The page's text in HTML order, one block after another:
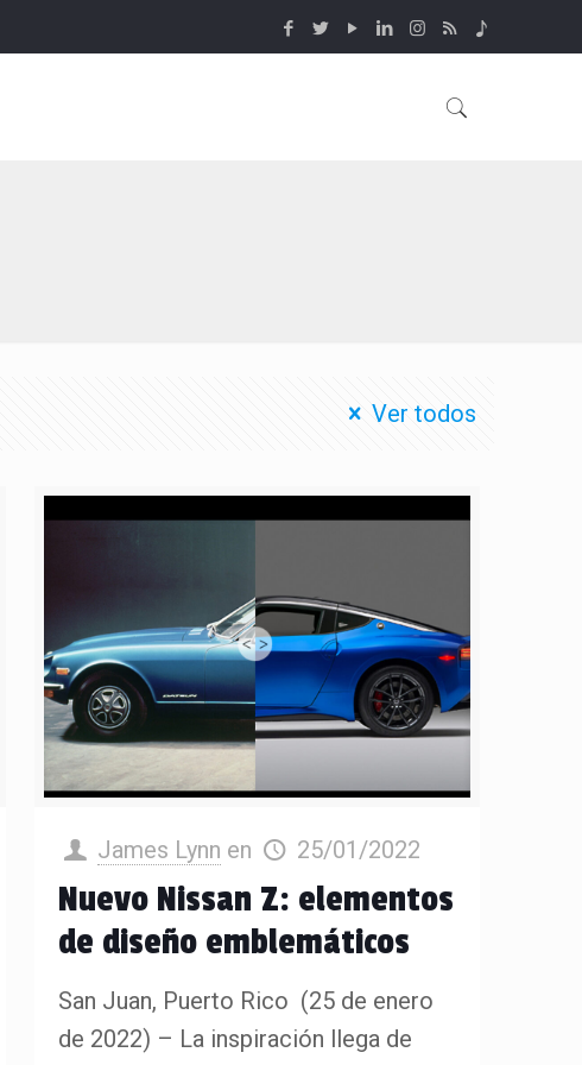
Ver todos
James Lynn en 25/01/2022
Nuevo Nissan Z: elementos
de diseño emblemáticos
San Juan, Puerto Rico (25 de enero
de 2022) – La inspiración llega de